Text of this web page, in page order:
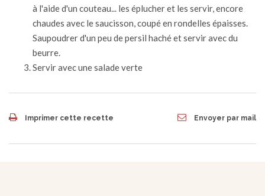
à l'aide d'un couteau... les éplucher et les servir, encore
chaudes avec le saucisson, coupé en rondelles épaisses.
Saupoudrer d'un peu de persil haché et servir avec du
beurre.
Servir avec une salade verte
Imprimer cette recette Envoyer par mail